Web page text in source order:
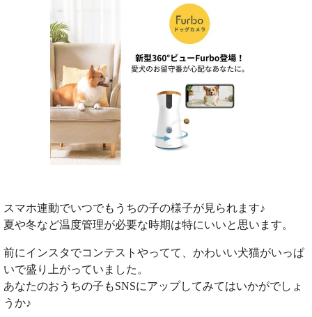
スマホ連動でいつでもうちの子の様子が見られます♪
夏や冬など温度管理が必要な時期は特にいいと思います。
前にインスタでコンテストやってて、かわいい犬猫がいっぱ
いで盛り上がっていました。
あなたのおうちの子もSNSにアップしてみてはいかがでしょ
うか♪